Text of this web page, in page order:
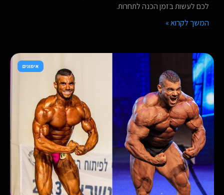
לכם לעשות בזמן הכנה לתחרות.
המשך לקרוא »
אימונים